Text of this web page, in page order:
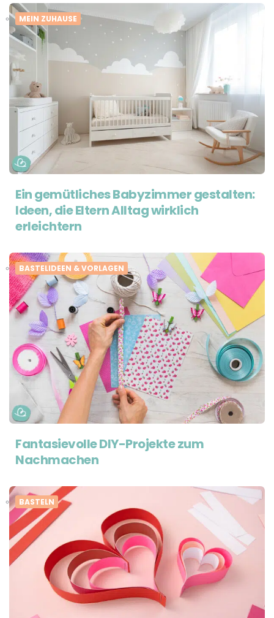
MEIN ZUHAUSE
Ein gemütliches Babyzimmer gestalten:
Ideen, die Eltern Alltag wirklich
erleichtern
BASTELIDEEN & VORLAGEN
Fantasievolle DIY-Projekte zum
Nachmachen
BASTELN